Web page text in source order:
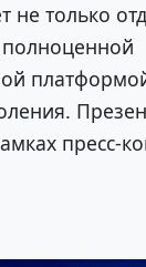
не только
пресс-